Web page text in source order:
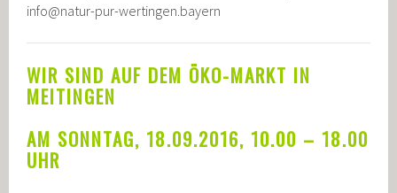
info@natur-pur-wertingen.bayern
WIR SIND AUF DEM ÖKO-MARKT IN
MEITINGEN
AM SONNTAG, 18.09.2016, 10.00 – 18.00
UHR